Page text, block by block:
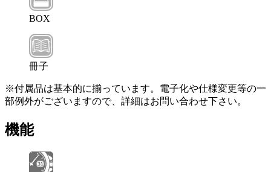
BOX
冊子
※付属品は基本的に揃っています。電子化や仕様変更等の一
部例外がございますので、詳細はお問い合わせ下さい。
機能